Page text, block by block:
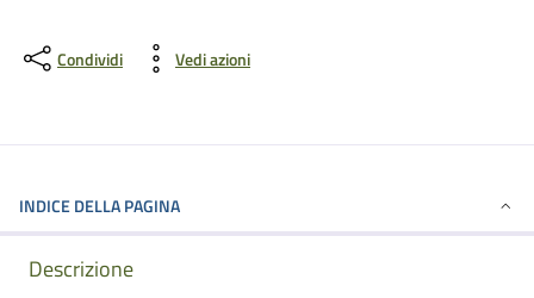
Condividi Vedi azioni
INDICE DELLA PAGINA
Descrizione